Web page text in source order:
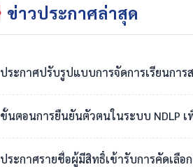
ข่าวประกาศล่าสุด
ประกาศปรับรูปแบบการจัดการเรียนกา
ขั้นตอนการยืนยันตัวตนในระบบ NDLP
ประกาศรายชื่อผู้มีสิทธิ์เข้ารับการคัดเลื